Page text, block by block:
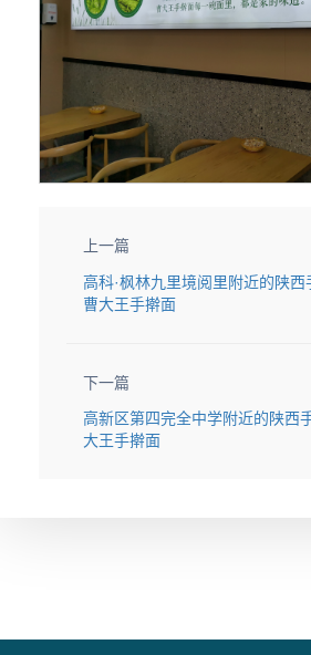
上一篇
高科·枫林九里境阅里附近的陕
曹大王手擀面
下一篇
高新区第四完全中学附近的陕
大王手擀面